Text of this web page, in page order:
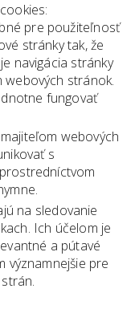
pre použiteľnosť
stránky tak, že
navigácia stránky
webových stránok.
fungovať
webových
s
na sledovanie
Ich účelom je
a pútavé
významnejšie pre